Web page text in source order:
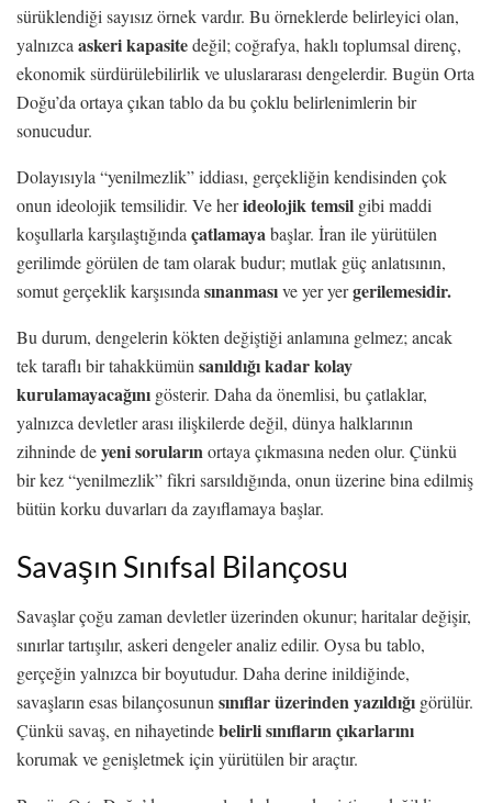
sürüklendiği sayısız örnek vardır. Bu örneklerde belirleyici olan,
yalnızca askeri kapasitedeğil; coğrafya, haklı toplumsal direnç,
ekonomik sürdürülebilirlik ve uluslararası dengelerdir. Bugün Orta
Doğu’da ortaya çıkan tablo da bu çoklu belirlenimlerin bir
sonucudur.
Dolayısıyla “yenilmezlik” iddiası, gerçekliğin kendisinden çok
onun ideolojik temsilidir. Ve herideolojik temsil gibi maddi
koşullarla karşılaştığında çatlamayabaşlar. İran ile yürütülen
gerilimde görülen de tam olarak budur; mutlak güç anlatısının,
somut gerçeklik karşısında sınanmasıve yer yergerilemesidir.
Bu durum, dengelerin kökten değiştiği anlamına gelmez; ancak
tek taraflı bir tahakkümün sanıldığı kadar kolay
kurulamayacağını gösterir. Daha da önemlisi, bu çatlaklar,
yalnızca devletler arası ilişkilerde değil, dünya halklarının
zihninde deyeni sorularınortaya çıkmasına neden olur. Çünkü
bir kez “yenilmezlik” fikri sarsıldığında, onun üzerine bina edilmiş
bütün korku duvarları da zayıflamaya başlar.
Savaşın Sınıfsal Bilançosu
Savaşlar çoğu zaman devletler üzerinden okunur; haritalar değişir,
sınırlar tartışılır, askeri dengeler analiz edilir. Oysa bu tablo,
gerçeğin yalnızca bir boyutudur. Daha derine inildiğinde,
savaşların esas bilançosunun sınıflar üzerinden yazıldığı görülür.
Çünkü savaş, en nihayetindebelirli sınıfların çıkarlarını
korumak ve genişletmek için yürütülen bir araçtır.